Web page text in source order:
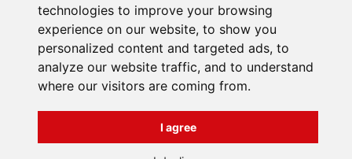
technologies to improve your browsing
experience on our website, to show you
personalized content and targeted ads, to
analyze our website traffic, and to understand
where our visitors are coming from.
I agree
INFORMATIONS
Terms and Conditions
About us
Bravura s.r.o. © 2026
grafika: dwgd